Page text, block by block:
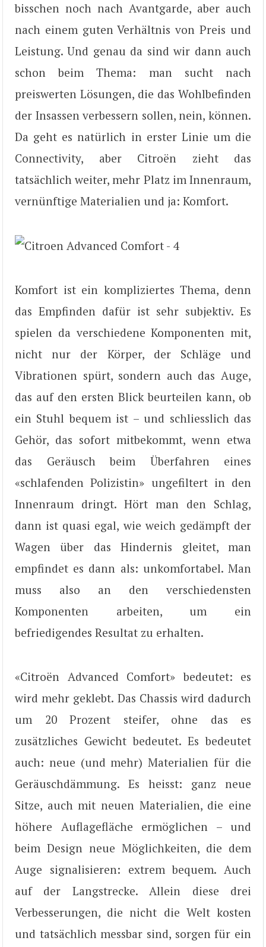
bisschen noch nach Avantgarde, aber auch
nach einem guten Verhältnis von Preis und
Leistung. Und genau da sind wir dann auch
schon beim Thema: man sucht nach
preiswerten Lösungen, die das Wohlbefinden
der Insassen verbessern sollen, nein, können.
Da geht es natürlich in erster Linie um die
Connectivity, aber Citroën zieht das
tatsächlich weiter, mehr Platz im Innenraum,
vernünftige Materialien und ja: Komfort.
Komfort ist ein kompliziertes Thema, denn
das Empfinden dafür ist sehr subjektiv. Es
spielen da verschiedene Komponenten mit,
nicht nur der Körper, der Schläge und
Vibrationen spürt, sondern auch das Auge,
das auf den ersten Blick beurteilen kann, ob
ein Stuhl bequem ist – und schliesslich das
Gehör, das sofort mitbekommt, wenn etwa
das Geräusch beim Überfahren eines
«schlafenden Polizistin» ungefiltert in den
Innenraum dringt. Hört man den Schlag,
dann ist quasi egal, wie weich gedämpft der
Wagen über das Hindernis gleitet, man
empfindet es dann als: unkomfortabel. Man
muss also an den verschiedensten
Komponenten arbeiten, um ein
befriedigendes Resultat zu erhalten.
«Citroën Advanced Comfort» bedeutet: es
wird mehr geklebt. Das Chassis wird dadurch
um 20 Prozent steifer, ohne das es
zusätzliches Gewicht bedeutet. Es bedeutet
auch: neue (und mehr) Materialien für die
Geräuschdämmung. Es heisst: ganz neue
Sitze, auch mit neuen Materialien, die eine
höhere Auflagefläche ermöglichen – und
beim Design neue Möglichkeiten, die dem
Auge signalisieren: extrem bequem. Auch
auf der Langstrecke. Allein diese drei
Verbesserungen, die nicht die Welt kosten
und tatsächlich messbar sind, sorgen für ein